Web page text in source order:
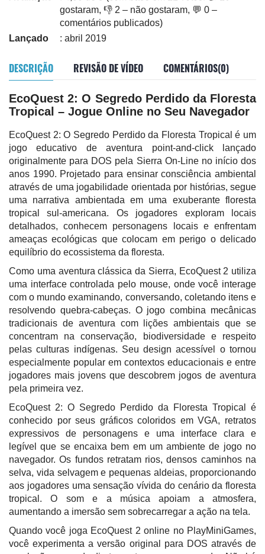
gostaram, 👎 2 – não gostaram, 💬 0 –
comentários publicados)
Lançado
: abril 2019
DESCRIÇÃO REVISÃO DE VÍDEO COMENTÁRIOS(0)
EcoQuest 2: O Segredo Perdido da Floresta
Tropical – Jogue Online no Seu Navegador
EcoQuest 2: O Segredo Perdido da Floresta Tropical é um
jogo educativo de aventura point-and-click lançado
originalmente para DOS pela Sierra On-Line no início dos
anos 1990. Projetado para ensinar consciência ambiental
através de uma jogabilidade orientada por histórias, segue
uma narrativa ambientada em uma exuberante floresta
tropical sul-americana. Os jogadores exploram locais
detalhados, conhecem personagens locais e enfrentam
ameaças ecológicas que colocam em perigo o delicado
equilíbrio do ecossistema da floresta.
Como uma aventura clássica da Sierra, EcoQuest 2 utiliza
uma interface controlada pelo mouse, onde você interage
com o mundo examinando, conversando, coletando itens e
resolvendo quebra-cabeças. O jogo combina mecânicas
tradicionais de aventura com lições ambientais que se
concentram na conservação, biodiversidade e respeito
pelas culturas indígenas. Seu design acessível o tornou
especialmente popular em contextos educacionais e entre
jogadores mais jovens que descobrem jogos de aventura
pela primeira vez.
EcoQuest 2: O Segredo Perdido da Floresta Tropical é
conhecido por seus gráficos coloridos em VGA, retratos
expressivos de personagens e uma interface clara e
legível que se encaixa bem em um ambiente de jogo no
navegador. Os fundos retratam rios, densos caminhos na
selva, vida selvagem e pequenas aldeias, proporcionando
aos jogadores uma sensação vívida do cenário da floresta
tropical. O som e a música apoiam a atmosfera,
aumentando a imersão sem sobrecarregar a ação na tela.
Quando você joga EcoQuest 2 online no PlayMiniGames,
você experimenta a versão original para DOS através de